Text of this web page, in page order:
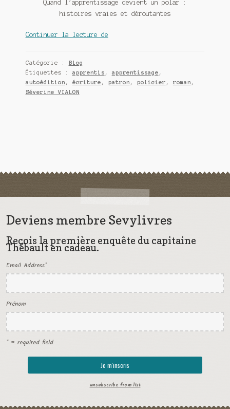
Quand l’apprentissage devient un polar :
histoires vraies et déroutantes
Continuer la lecture deQuand
polar
Catégorie :
Blog
Étiquettes : apprentis , apprentissage ,
autoédition , écriture , patron , policier , roman ,
Séverine VIALON
Deviens membre Sevylivres
Reçois la première enquête du capitaine
Thébault en cadeau.
Email Address*
Prénom
* = required field
unsubscribe from list